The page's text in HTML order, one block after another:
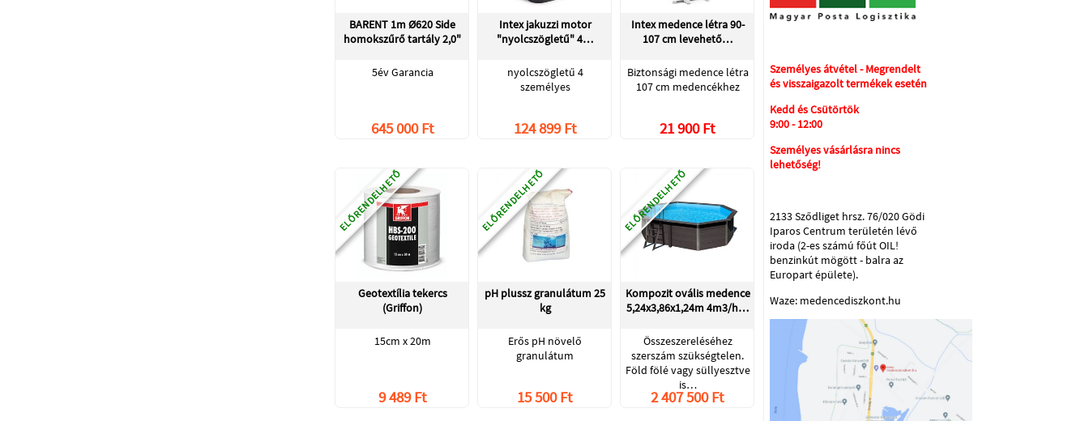
BARENT 1m Ø620 Side
homokszűrő tartály 2,0"
5év Garancia
645 000 Ft
Intex jakuzzi motor
"nyolcszögletű" 4…
nyolcszögletű 4
személyes
124 899 Ft
Intex medence létra 90-
107 cm levehető…
Biztonsági medence létra
107 cm medencékhez
21 900 Ft
ELŐRENDELHETŐ
Geotextília tekercs
(Griffon)
15cm x 20m
9 489 Ft
ELŐRENDELHETŐ
pH plussz granulátum 25
kg
Erős pH növelő
granulátum
15 500 Ft
ELŐRENDELHETŐ
Kompozit ovális medence
5,24x3,86x1,24m 4m3/h…
Összeszereléséhez
szerszám szükségtelen.
Föld fölé vagy süllyesztve
is…
2 407 500 Ft
Személyes átvétel - Megrendelt
és visszaigazolt termékek esetén
Kedd és Csütörtök
9:00 - 12:00
Személyes vásárlásra nincs
lehetőség!
2133 Sződliget hrsz. 76/020 Gödi
Iparos Centrum területén lévő
iroda (2-es számú főút OIL!
benzinkút mögött - balra az
Europart épülete).
Waze: medencediszkont.hu